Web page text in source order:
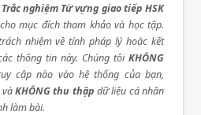
Trắc nghiệm Từ vựng giao tiếp HSK
mục đích tham khảo và học tập.
nhiệm về tính pháp lý hoặc kết
thông tin này. Chúng tôi KHÔNG
cập nào vào hệ thống của bạn,
vàKHÔNG thu thập dữ liệu cá nhân
làm bài.